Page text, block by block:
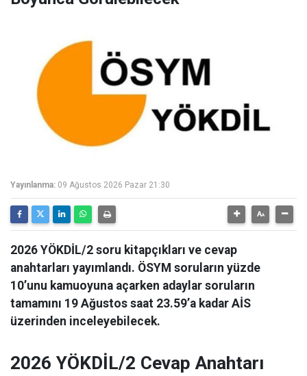
Yayınlanma: 09 Ağustos 2026 Pazar 21:30
2026 YÖKDİL/2 soru kitapçıkları ve cevap
anahtarları yayımlandı. ÖSYM soruların yüzde
10’unu kamuoyuna açarken adaylar soruların
tamamını 19 Ağustos saat 23.59’a kadar AİS
üzerinden inceleyebilecek.
2026 YÖKDİL/2 Cevap Anahtarı